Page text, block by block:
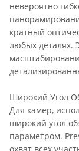
невероятно
кратный
любых деталях.
Широкий Угол
Для камер,
широкий угол
параметром.